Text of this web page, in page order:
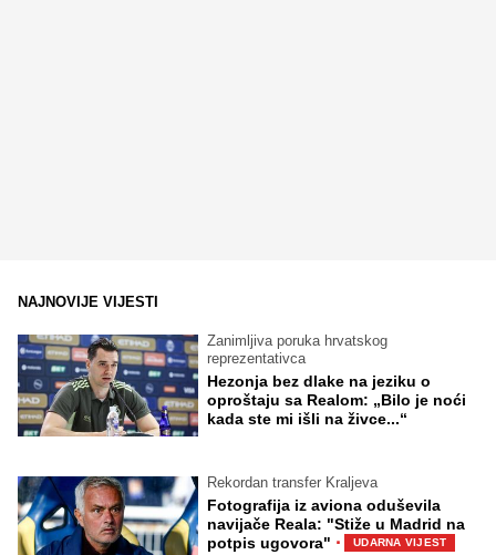
NAJNOVIJE VIJESTI
Zanimljiva poruka hrvatskog
reprezentativca
Hezonja bez dlake na jeziku o
oproštaju sa Realom: „Bilo je noći
kada ste mi išli na živce...“
Rekordan transfer Kraljeva
Fotografija iz aviona oduševila
navijače Reala: "Stiže u Madrid na
potpis ugovora" · UDARNA VIJEST